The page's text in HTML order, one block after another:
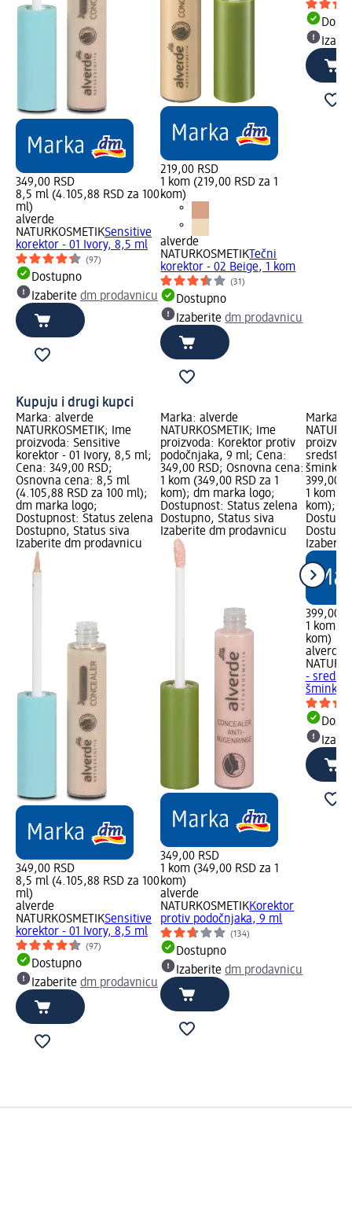
349,00 RSD
8,5 ml (4.105,88 RSD za 100
ml)
alverde
NATURKOSMETIKSensitive
korektor - 01 Ivory, 8,5 ml
(97)
Dostupno
Izaberite dm prodavnicu
219,00 RSD
1 kom (219,00 RSD za 1
kom)
alverde
NATURKOSMETIKTečni
korektor - 02 Beige, 1 kom
(31)
Dostupno
Izaberitedm prodavnicu
Kupuju i drugi kupci
Marka: alverde
NATURKOSMETIK; Ime
proizvoda: Sensitive
korektor - 01 Ivory, 8,5 ml;
Cena: 349,00 RSD;
Osnovna cena: 8,5 ml
(4.105,88 RSD za 100 ml);
dm marka logo;
Dostupnost: Status zelena
Dostupno, Status siva
Izaberite dm prodavnicu
349,00 RSD
8,5 ml (4.105,88 RSD za 100
ml)
alverde
NATURKOSMETIKSensitive
korektor - 01 Ivory, 8,5 ml
(97)
Dostupno
Izaberite dm prodavnicu
Marka: alverde
NATURKOSMETIK; Ime
proizvoda: Korektor protiv
podočnjaka, 9 ml; Cena:
349,00 RSD; Osnovna cena:
1 kom (349,00 RSD za 1
kom); dm marka logo;
Dostupnost: Status zelena
Dostupno, Status siva
Izaberite dm prodavnicu
349,00 RSD
1 kom (349,00 RSD za 1
kom)
alverde
NATURKOSMETIKKorektor
protiv podočnjaka, 9 ml
(134)
Dostupno
Izaberitedm prodavnicu
Marka:
šminke,
399,00
1 kom
kom);
399,00
1 kom
kom)
alverde
-
šminke,